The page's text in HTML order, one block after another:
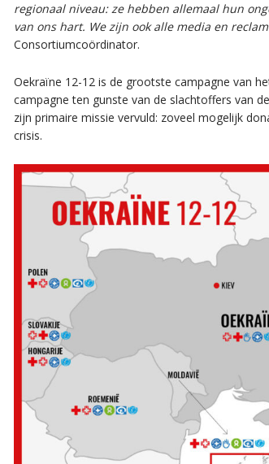
regionaal niveau: ze hebben allemaal hun
van ons hart. We zijn ook alle media en
Consortiumcoördinator.
Oekraïne 12-12 is de grootste campagne van
campagne ten gunste van de slachtoffers van
zijn primaire missie vervuld: zoveel mogelijk
crisis.